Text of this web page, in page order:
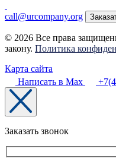
call@urcompany.org
© 2026 Все права
закону. Политика
Карта сайта
Написать в Max
Заказать звонок